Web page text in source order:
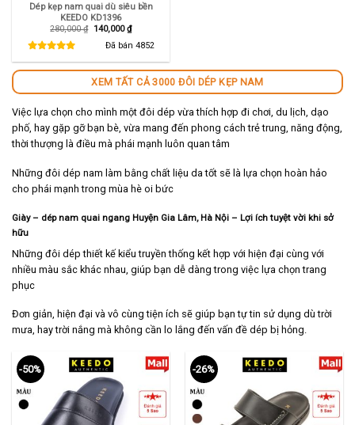
Dép kẹp nam quai dù siêu bền
KEEDO KD1396
280,000₫ Giá
280,000 ₫.
140,000₫Giá
hiện
tại
là:
140,000 ₫.
Đã bán 4852
XEM TẤT CẢ 3000 ĐÔI DÉP KẸP NAM
Việc lựa chọn cho mình một đôi dép vừa thích hợp đi chơi, du lịch, dạo
phố, hay gặp gỡ bạn bè, vừa mang đến phong cách trẻ trung, năng động,
thời thượng là điều mà phái mạnh luôn quan tâm
Những đôi dép nam làm bằng chất liệu da tốt sẽ là lựa chọn hoàn hảo
cho phái mạnh trong mùa hè oi bức
Giày – dép nam quai ngang Huyện Gia Lâm, Hà Nội – Lợi ích tuyệt vời khi sở
hữu
Những đôi dép thiết kế kiểu truyền thống kết hợp với hiện đại cùng với
nhiều màu sắc khác nhau, giúp bạn dễ dàng trong việc lựa chọn trang
phục
Đơn giản, hiện đại và vô cùng tiện ích sẽ giúp bạn tự tin sử dụng dù trời
mưa, hay trời nắng mà không cần lo lắng đến vấn đề dép bị hỏng.
-50% -26%